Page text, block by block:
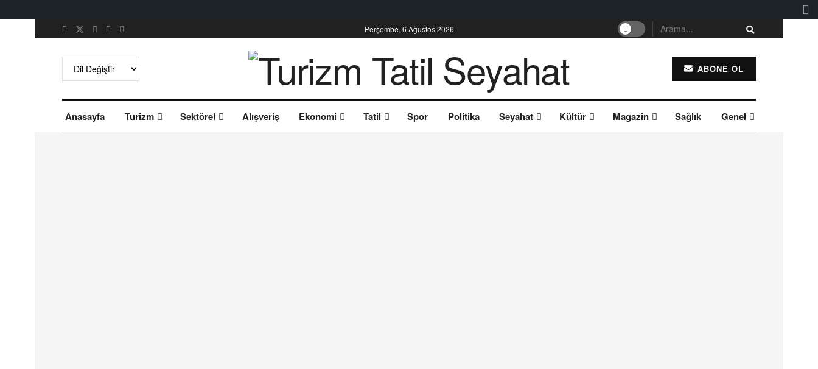
Perşembe, 6 Ağustos 2026
ABONE OL
Anasayfa Turizm Sektörel Alışveriş Ekonomi Tatil Spor Politika Seyahat Kültür Magazin Sağlık Genel